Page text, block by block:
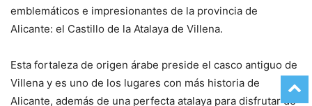
emblemáticos e impresionantes de la provincia de
Alicante: el Castillo de la Atalaya de Villena.
Esta fortaleza de origen árabe preside el casco antiguo de
Villena y es uno de los lugares con más historia de
Alicante, además de una perfecta atalaya para disfrutar de